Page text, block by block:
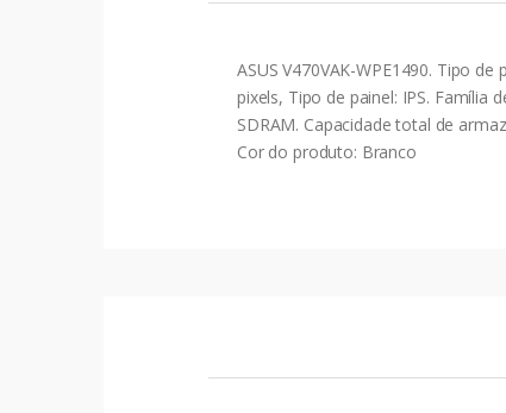
ASUS V470VAK-WPE1490. Tipo
pixels, Tipo de painel: IPS. Família
SDRAM. Capacidade total de
Cor do produto: Branco